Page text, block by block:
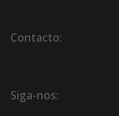
Contacto:
Siga-nos: